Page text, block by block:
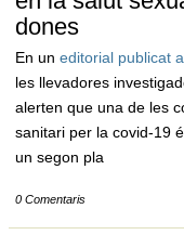
dones
En un editorial publicat
les llevadores
alerten que una de les
sanitari per la covid-19
un segon pla
0 Comentaris